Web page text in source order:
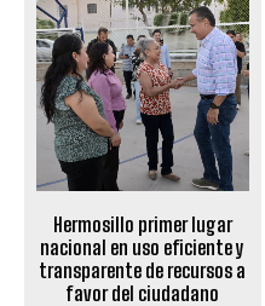
Hermosillo primer lugar
nacional en uso eficiente y
transparente de recursos a
favor del ciudadano